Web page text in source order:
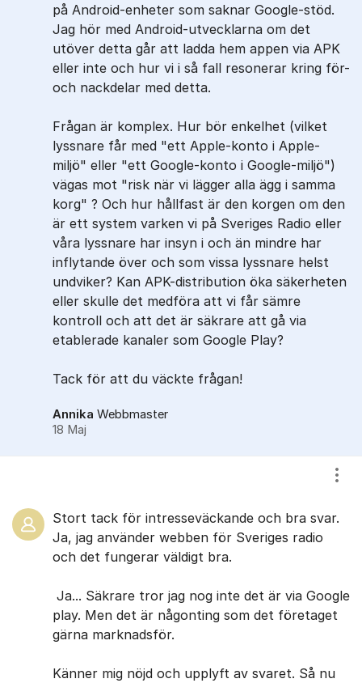
på Android-enheter som saknar Google-stöd.
Jag hör med Android-utvecklarna om det
utöver detta går att ladda hem appen via APK
eller inte och hur vi i så fall resonerar kring för-
och nackdelar med detta.
Frågan är komplex. Hur bör enkelhet (vilket
lyssnare får med "ett Apple-konto i Apple-
miljö" eller "ett Google-konto i Google-miljö")
vägas mot "risk när vi lägger alla ägg i samma
korg" ? Och hur hållfast är den korgen om den
är ett system varken vi på Sveriges Radio eller
våra lyssnare har insyn i och än mindre har
inflytande över och som vissa lyssnare helst
undviker? Kan APK-distribution öka säkerheten
eller skulle det medföra att vi får sämre
kontroll och att det är säkrare att gå via
etablerade kanaler som Google Play?
Tack för att du väckte frågan!
Annika Webbmaster
18 Maj
Stort tack för ​intresseväckande och ​bra svar.
Ja, jag använder webben för Sveriges radio
och det fungerar väldigt bra.
​Ja... ​Säkrare tror jag nog inte det är via Google
play. Men det är någonting som det företaget
gärna marknadsför. ​
​Känner mig nöjd och upplyft av svaret. Så nu ​